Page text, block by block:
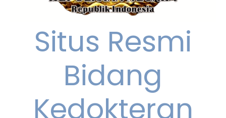
Situs Resmi
Bidang
Kedokteran